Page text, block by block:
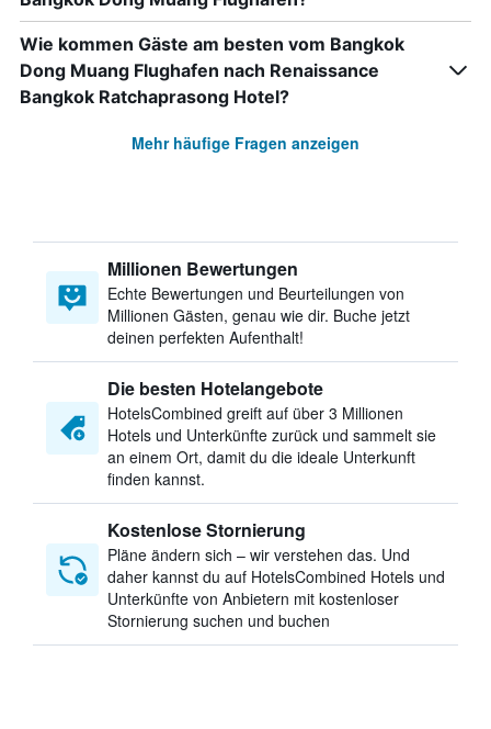
Wie kommen Gäste am besten vom Bangkok
Dong Muang Flughafen nach Renaissance
Bangkok Ratchaprasong Hotel?
Mehr häufige Fragen anzeigen
Millionen Bewertungen
Echte Bewertungen und Beurteilungen von
Millionen Gästen, genau wie dir. Buche jetzt
deinen perfekten Aufenthalt!
Die besten Hotelangebote
HotelsCombined greift auf über 3 Millionen
Hotels und Unterkünfte zurück und sammelt sie
an einem Ort, damit du die ideale Unterkunft
finden kannst.
Kostenlose Stornierung
Pläne ändern sich – wir verstehen das. Und
daher kannst du auf HotelsCombined Hotels und
Unterkünfte von Anbietern mit kostenloser
Stornierung suchen und buchen